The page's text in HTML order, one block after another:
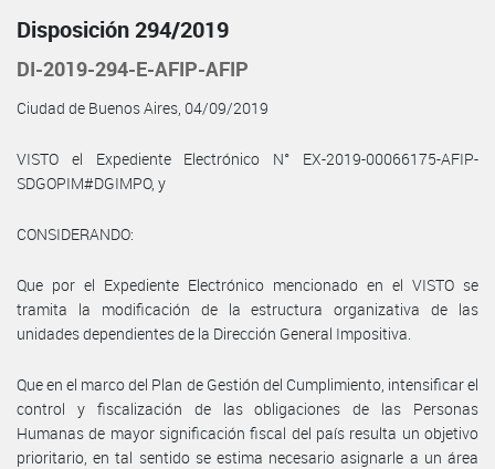
Disposición 294/2019
DI-2019-294-E-AFIP-AFIP
Ciudad de Buenos Aires, 04/09/2019
VISTO el Expediente Electrónico N° EX-2019-00066175-AFIP-
SDGOPIM#DGIMPO, y
CONSIDERANDO:
Que por el Expediente Electrónico mencionado en el VISTO se
tramita la modificación de la estructura organizativa de las
unidades dependientes de la Dirección General Impositiva.
Que en el marco del Plan de Gestión del Cumplimiento, intensificar el
control y fiscalización de las obligaciones de las Personas
Humanas de mayor significación fiscal del país resulta un objetivo
prioritario, en tal sentido se estima necesario asignarle a un área